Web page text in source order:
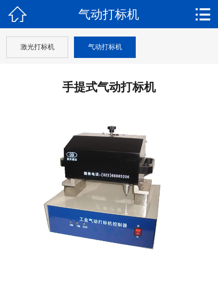
新闻动态
软件下载
在线留言
联系我们
 气动打标机 
激光打标机 气动打标机
手提式气动打标机